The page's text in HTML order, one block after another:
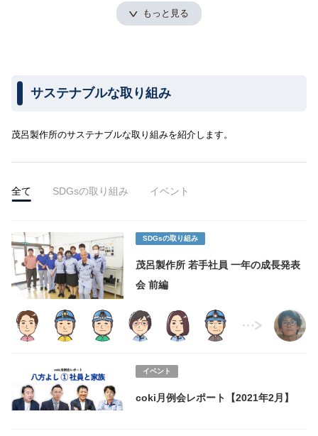
もっと見る
サステナブルな取り組み
茂呂製作所のサステナブルな取り組みを紹介します。
全て SDGsの取り組み イベント
SDGsの取り組み
茂呂製作所 若手社員 一年の成長発表
会 前編
イベント
coki月例会レポート【2021年2月】